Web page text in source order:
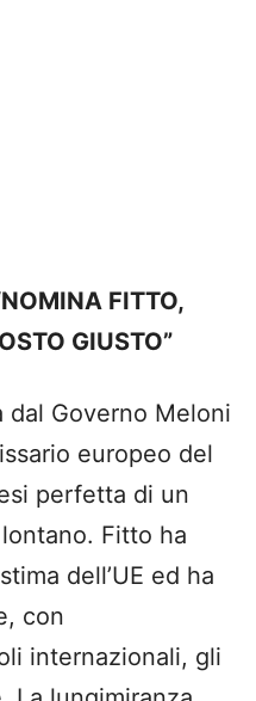
FITTO,
GIUSTO”
dal Governo Meloni
europeo del
perfetta di un
Fitto ha
dell’UE ed ha
con
internazionali, gli